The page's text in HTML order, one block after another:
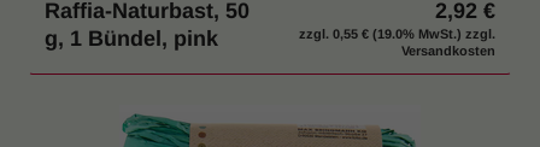
Raffia-Naturbast, 50
g, 1 Bündel, pink
2,92 €
zzgl. 0,55 € (19.0% MwSt.) zzgl.
Versandkosten